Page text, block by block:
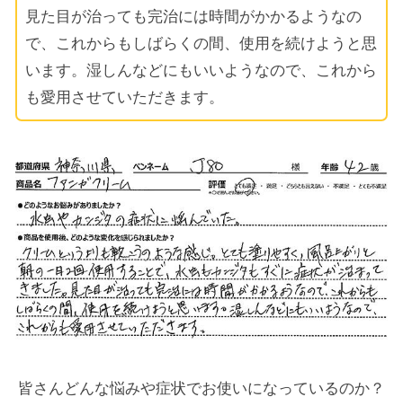
見た目が治っても完治には時間がかかるようなの
で、これからもしばらくの間、使用を続けようと思
います。湿しんなどにもいいようなので、これから
も愛用させていただきます。
皆さんどんな悩みや症状でお使いになっているのか？